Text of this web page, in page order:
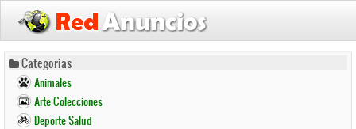
Pasar
contenido
principal
Categorias
Animales
Arte Colecciones
Deporte Salud